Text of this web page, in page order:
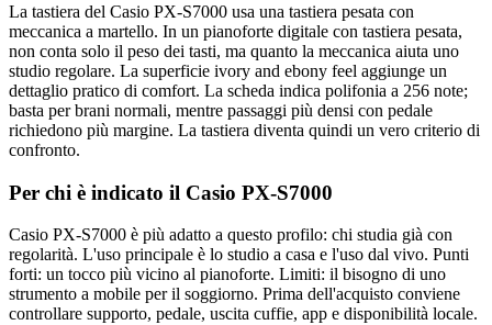
La tastiera del Casio PX-S7000 usa una tastiera pesata con
meccanica a martello. In un pianoforte digitale con tastiera pesata,
non conta solo il peso dei tasti, ma quanto la meccanica aiuta uno
studio regolare. La superficie ivory and ebony feel aggiunge un
dettaglio pratico di comfort. La scheda indica polifonia a 256 note;
basta per brani normali, mentre passaggi più densi con pedale
richiedono più margine. La tastiera diventa quindi un vero criterio di
confronto.
Per chi è indicato il Casio PX-S7000
Casio PX-S7000 è più adatto a questo profilo: chi studia già con
regolarità. L'uso principale è lo studio a casa e l'uso dal vivo. Punti
forti: un tocco più vicino al pianoforte. Limiti: il bisogno di uno
strumento a mobile per il soggiorno. Prima dell'acquisto conviene
controllare supporto, pedale, uscita cuffie, app e disponibilità locale.